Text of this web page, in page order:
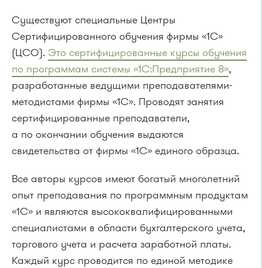
Существуют специальные Центры
Сертифицированного обучения фирмы «1С»
(ЦСО). Это cертифицированные курсы обучения
по программам системы «1С:Предприятие 8»,
разработанные ведущими преподавателями-
методистами фирмы «1С». Проводят занятия
сертифицированные преподаватели,
а по окончании обучения выдаются
свидетельства от фирмы «1С» единого образца.
Все авторы курсов имеют богатый многолетний
опыт преподавания по программным продуктам
«1С» и являются высококвалифицированными
специалистами в области бухгалтерского учета,
торгового учета и расчета заработной платы.
Каждый курс проводится по единой методике